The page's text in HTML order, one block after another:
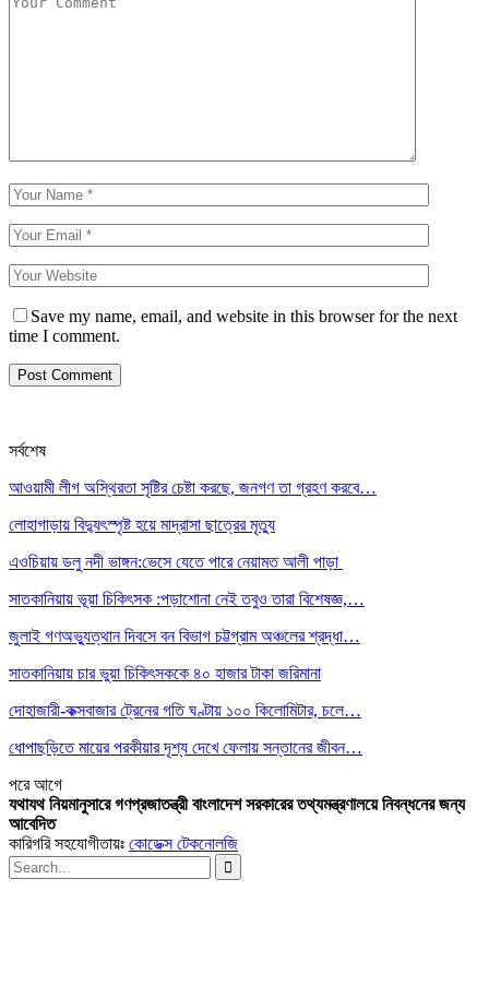
Save my name, email, and website in this browser for the next
time I comment.
সর্বশেষ
আওয়ামী লীগ অস্থিরতা সৃষ্টির চেষ্টা করছে, জনগণ তা গ্রহণ করবে…
লোহাগাড়ায় বিদ্যুৎস্পৃষ্ট হয়ে মাদ্রাসা ছাত্রের মৃত্যু
এওচিয়ায় ডলু নদী ভাঙ্গন:ভেসে যেতে পারে নেয়ামত আলী পাড়া
সাতকানিয়ায় ভূয়া চিকিৎসক :পড়াশোনা নেই তবুও তারা বিশেষজ্ঞ,…
জুলাই গণঅভ্যুত্থান দিবসে বন বিভাগ চট্টগ্রাম অঞ্চলের শ্রদ্ধা…
সাতকানিয়ায় চার ভুয়া চিকিৎসককে ৪০ হাজার টাকা জরিমানা
দোহাজারী-কক্সবাজার ট্রেনের গতি ঘণ্টায় ১০০ কিলোমিটার, চলে…
ধোপাছড়িতে মায়ের পরকীয়ার দৃশ্য দেখে ফেলায় সন্তানের জীবন…
পরেআগে
যথাযথ নিয়মানুসারে গণপ্রজাতন্ত্রী বাংলাদেশ সরকারের তথ্যমন্ত্রণালয়ে নিবন্ধনের জন্য
আবেদিত
কারিগরি সহযোগীতায়ঃ কোডেক্স টেকনোলজি